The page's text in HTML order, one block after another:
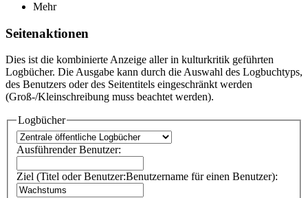
Mehr
Seitenaktionen
Dies ist die kombinierte Anzeige aller in kulturkritik geführten
Logbücher. Die Ausgabe kann durch die Auswahl des Logbuchtyps,
des Benutzers oder des Seitentitels eingeschränkt werden
(Groß-/Kleinschreibung muss beachtet werden).
Logbücher
Ausführender Benutzer:
Ziel (Titel oder Benutzer:Benutzername für einen Benutzer):